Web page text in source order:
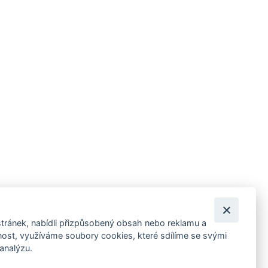
pozvánky na kulturní a sportovní akce?
nabídli přizpůsobený obsah nebo reklamu a
využíváme soubory cookies, které sdílíme se svými